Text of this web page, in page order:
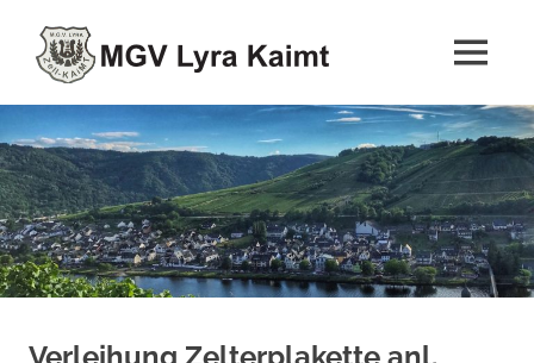
Inhalt
springen
Lyra
Zell-
Kaimt
verbindet,
bringt
Freude
und
Freunde
MENÜ
Verleihung Zelterplakette anl.